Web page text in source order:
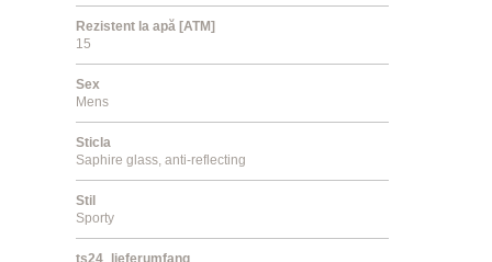
Rezistent la apă [ATM]
15
Sex
Mens
Sticla
Saphire glass, anti-reflecting
Stil
Sporty
ts24_lieferumfang